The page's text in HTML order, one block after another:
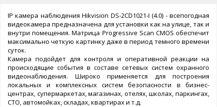
IP камера наблюдения Hikvision DS-2CD1021-I (4.0) - всепогодная
видеокамера предназначена для установки как на улице, так и
внутри помещения. Матрица Progressive Scan CMOS обеспечит
максимально четкую картинку даже в период темного времени
суток.
Камера подойдет для контроля и оперативной реакции на
происходящие события в составе сетевых систем охранного
видеонаблюдения. Широко применяется для построения
локальных и комплексных систем безопасности в бизнес-
центрах, супермаркетах, магазинах, отелях, школах, паркингах,
СТО, автомойках, складах, квартирах и т.д.